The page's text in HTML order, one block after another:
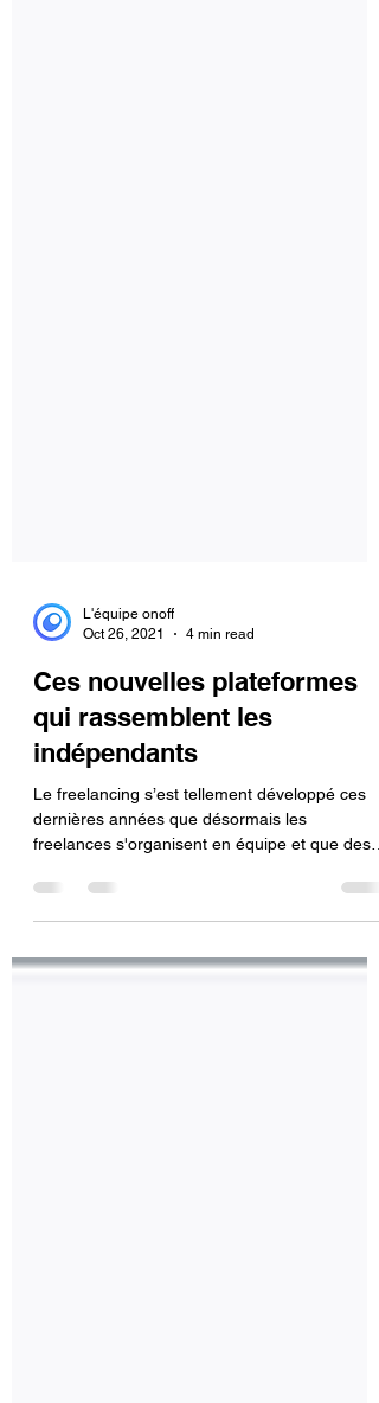
Oct 26, 2021
4 min read
Ces nouvelles plateformes
qui rassemblent les
indépendants
Le freelancing s’est tellement développé ces
freelances s'organisent en équipe et que des